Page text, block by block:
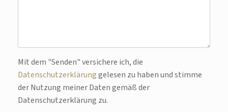
Bitte lasse dieses Feld leer.
Mit dem "Senden" versichere ich, die
Datenschutzerklärunggelesen zu haben und stimme
der Nutzung meiner Daten gemäß der
Datenschutzerklärung zu.